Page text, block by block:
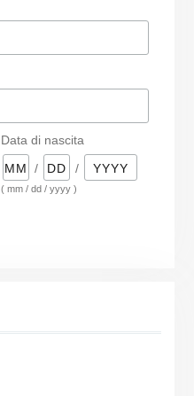
Data di nascita
/
/
( mm / dd / yyyy )